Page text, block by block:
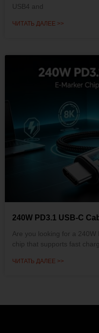
USB4 and
ЧИТАТЬ ДАЛЕЕ >>
240W PD3.1 USB-C
Are you looking for a 240W
chip that supports fast
ЧИТАТЬ ДАЛЕЕ >>